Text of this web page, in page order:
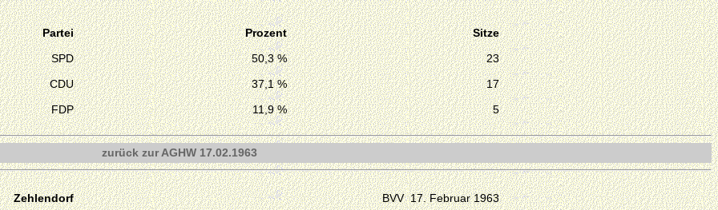
Partei Prozent
Sitze
SPD
50,3 %
23
CDU
37,1 %
17
FDP
11,9 % 5
zurück zur AGHW 17.02.1963
Zehlendorf
BVV 17. Februar 1963